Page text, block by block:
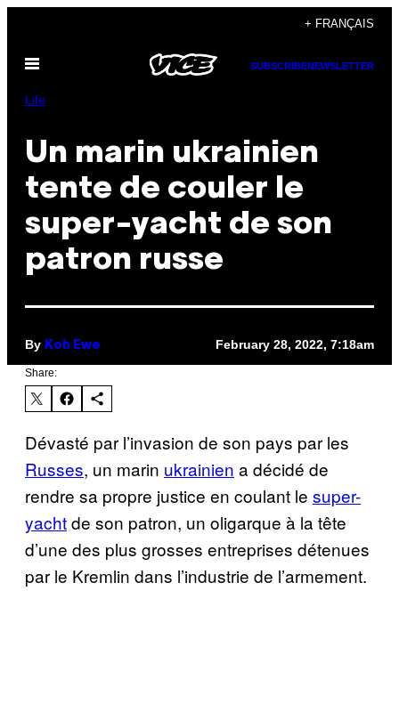
content
+ FRANÇAIS
Open
SUBSCRIBENEWSLETTER
Life
Un marin ukrainien
tente de couler le
super-yacht de son
patron russe
By Koh Ewe February 28, 2022, 7:18am
Share:
Dévasté par l’invasion de son pays par les
Russes, un marin ukrainien a décidé de
rendre sa propre justice en coulant le super-
yachtde son patron, un oligarque à la tête
d’une des plus grosses entreprises détenues
par le Kremlin dans l’industrie de l’armement.